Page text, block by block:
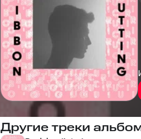
Другие треки